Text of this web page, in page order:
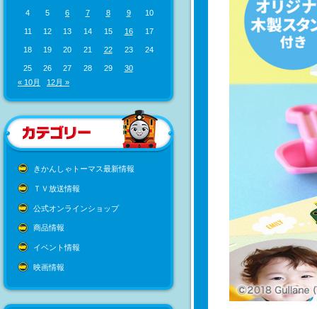
4 5 6 7 8 9 10
11 12 13 14 15 16 17
18 19 20 21 22 23 24
25 26 27 28 29
30
« 10月
12月 »
きかんしゃトーマス最新情報
ＴＶ放送情報
公式オンラインショップ
商品情報
イベント情報
映画情報